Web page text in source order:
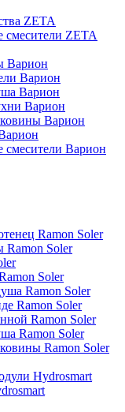
ZETA
смесители ZETA
Варион
Варион
Варион
Варион
Варион
смесители Варион
Ramon Soler
Ramon Soler
Soler
Ramon Soler
Ramon Soler
Ramon Soler
Ramon Soler
Ramon Soler
Hydrosmart